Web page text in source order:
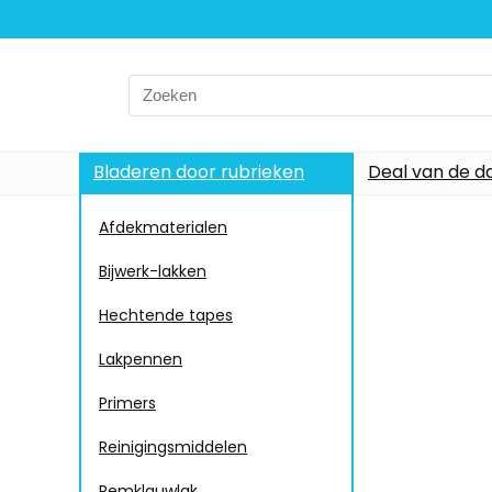
Bladeren door rubrieken
Afdekmaterialen
Bijwerk-lakken
Hechtende tapes
Lakpennen
Primers
Reinigingsmiddelen
Deal van de